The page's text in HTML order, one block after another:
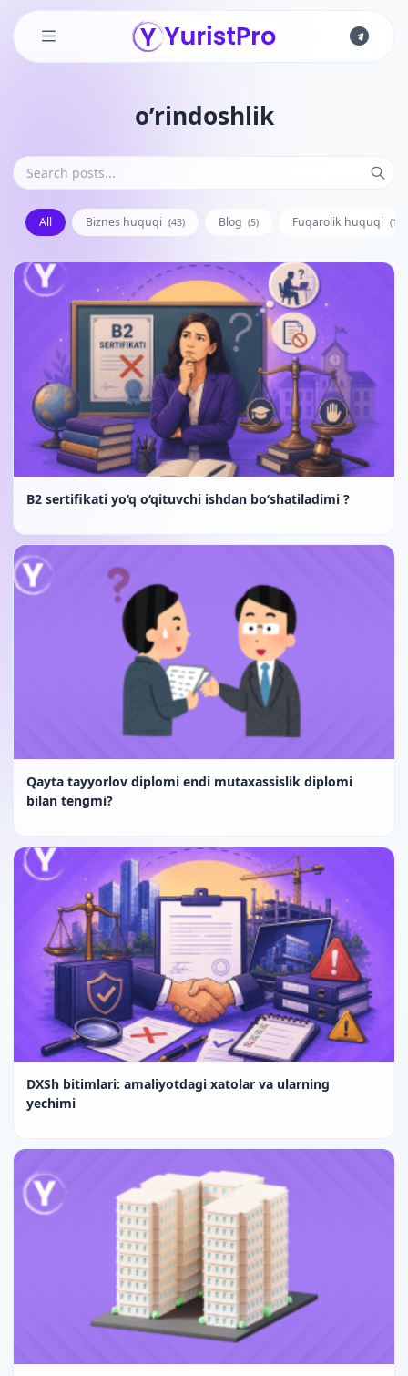
o’rindoshlik
All Biznes huquqi (43) Blog (5) Fuqarolik huquqi
B2 sertifikati yo‘q o‘qituvchi ishdan bo‘shatiladimi ?
Qayta tayyorlov diplomi endi mutaxassislik diplomi
bilan tengmi?
DXSh bitimlari: amaliyotdagi xatolar va ularning
yechimi